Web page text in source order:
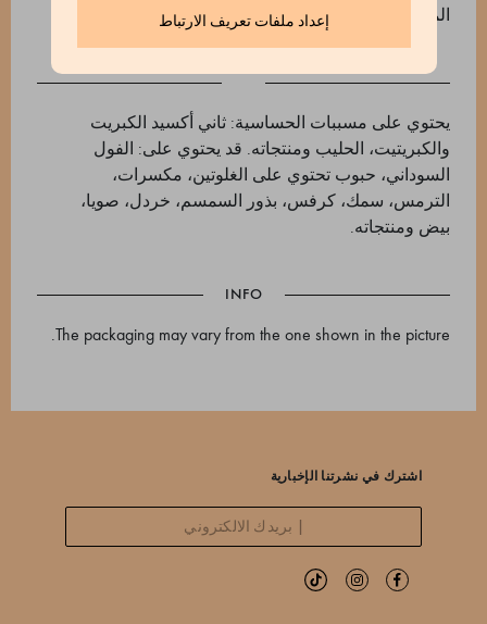
إعداد ملفات تعريف الارتباط
المشتقة منه.
يحتوي على مسببات الحساسية: ثاني أكسيد الكبريت
والكبريتيت، الحليب ومنتجاته. قد يحتوي على: الفول
السوداني، حبوب تحتوي على الغلوتين، مكسرات،
الترمس، سمك، كرفس، بذور السمسم، خردل، صويا،
بيض ومنتجاته.
INFO
The packaging may vary from the one shown in the picture.
اشترك في نشرتنا الإخبارية